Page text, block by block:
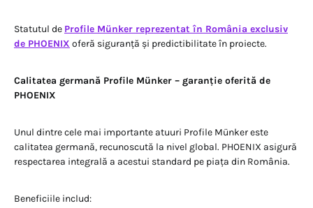
Statutul de Profile Münker reprezentat în România exclusiv
de PHOENIX oferă siguranță și predictibilitate în proiecte.
Calitatea germană Profile Münker – garanție oferită de
PHOENIX
Unul dintre cele mai importante atuuri Profile Münker este
calitatea germană, recunoscută la nivel global. PHOENIX asigură
respectarea integrală a acestui standard pe piața din România.
Beneficiile includ: